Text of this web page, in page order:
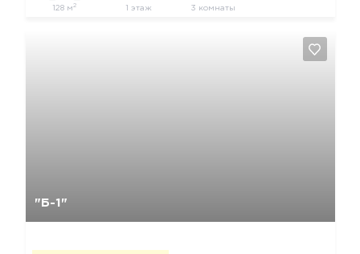
128 м 2 1 этаж 3 комнаты
"Б-1"